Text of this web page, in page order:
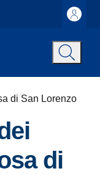
di San Lorenzo
di